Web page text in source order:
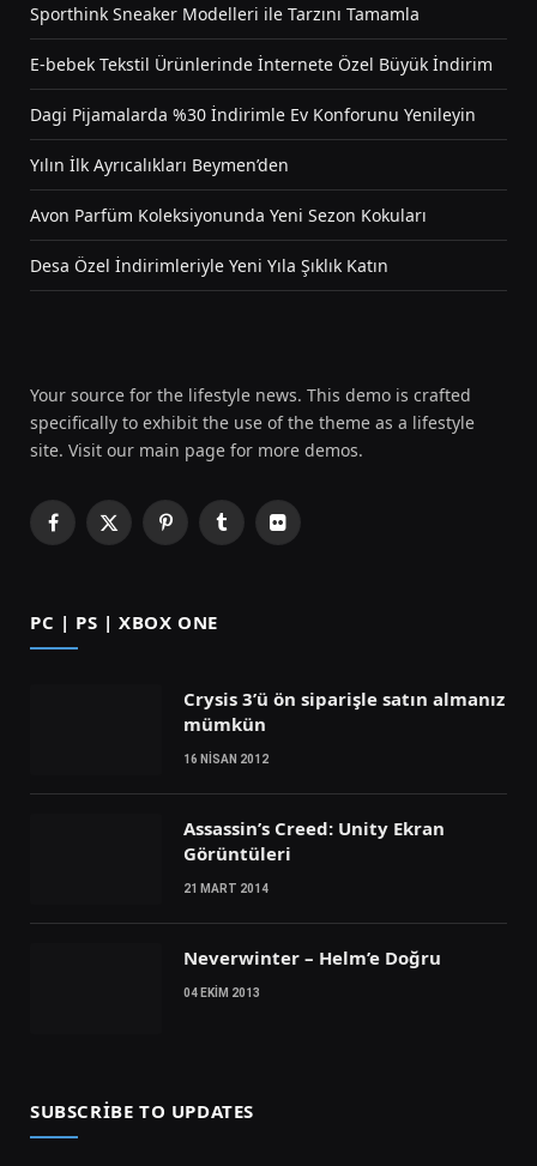
Sporthink Sneaker Modelleri ile Tarzını Tamamla
E-bebek Tekstil Ürünlerinde İnternete Özel Büyük İndirim
Dagi Pijamalarda %30 İndirimle Ev Konforunu Yenileyin
Yılın İlk Ayrıcalıkları Beymen’den
Avon Parfüm Koleksiyonunda Yeni Sezon Kokuları
Desa Özel İndirimleriyle Yeni Yıla Şıklık Katın
Your source for the lifestyle news. This demo is crafted
specifically to exhibit the use of the theme as a lifestyle
site. Visit our main page for more demos.
Facebook
X
PinterestTumblrFlickr
PC | PS | XBOX ONE
Crysis 3’ü ön siparişle satın almanız
mümkün
16 NISAN 2012
Assassin’s Creed: Unity Ekran
Görüntüleri
21 MART 2014
Neverwinter – Helm’e Doğru
04 EKIM 2013
SUBSCRIBE TO UPDATES